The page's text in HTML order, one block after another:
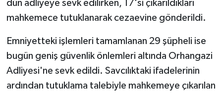
dün adliyeye sevk edilirken, 17'si çıkarıldıkları
mahkemece tutuklanarak cezaevine gönderildi.
Emniyetteki işlemleri tamamlanan 29 şüpheli ise
bugün geniş güvenlik önlemleri altında Orhangazi
Adliyesi'ne sevk edildi. Savcılıktaki ifadelerinin
ardından tutuklama talebiyle mahkemeye çıkarılan
SİYASET
SPOR HABERLERİ